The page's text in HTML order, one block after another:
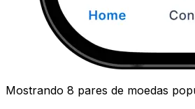
Mostrando 8 pares de moedas